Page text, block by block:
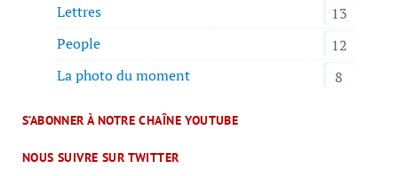
Lettres
13
People
12
La photo du moment
8
S’ABONNER À NOTRE CHAÎNE YOUTUBE
NOUS SUIVRE SUR TWITTER